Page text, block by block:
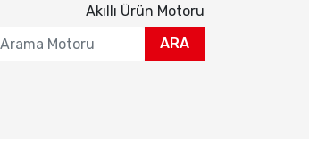
Akıllı Ürün Motoru
ARA